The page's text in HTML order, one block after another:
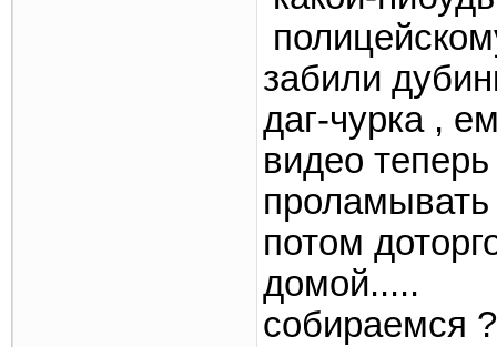
забили
даг-чурка ,
видео
проламывать
потом
домой.....
собираемся